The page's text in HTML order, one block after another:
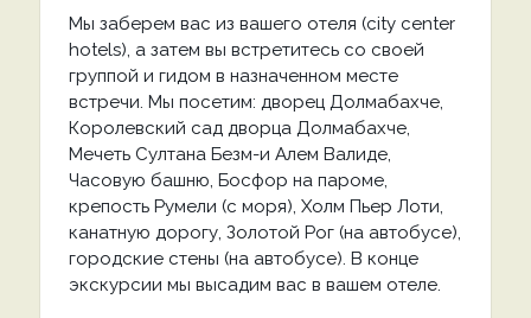
Мы заберем вас из вашего отеля (city center
hotels), а затем вы встретитесь со своей
группой и гидом в назначенном месте
встречи. Мы посетим: дворец Долмабахче,
Королевский сад дворца Долмабахче,
Мечеть Султана Безм-и Алем Валиде,
Часовую башню, Босфор на пароме,
крепость Румели (с моря), Холм Пьер Лоти,
канатную дорогу, Золотой Рог (на автобусе),
городские стены (на автобусе). В конце
экскурсии мы высадим вас в вашем отеле.